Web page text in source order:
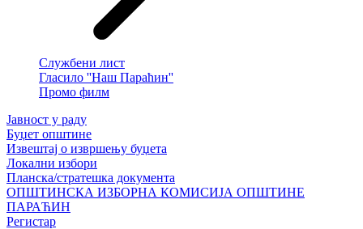
Службени лист
Гласило ''Наш Параћин''
Промо филм
Јавност у раду
Буџет општине
Извештај о извршењу буџета
Локални избори
Планска/стратешка документа
ОПШТИНСКА ИЗБОРНА КОМИСИЈА ОПШТИНЕ
ПАРАЋИН
Регистар